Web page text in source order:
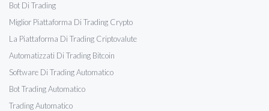
Bot Di Trading
Miglior Piattaforma Di Trading Crypto
La Piattaforma Di Trading Criptovalute
Automatizzati Di Trading Bitcoin
Software Di Trading Automatico
Bot Trading Automatico
Trading Automatico